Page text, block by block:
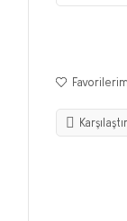
Karşılaştır